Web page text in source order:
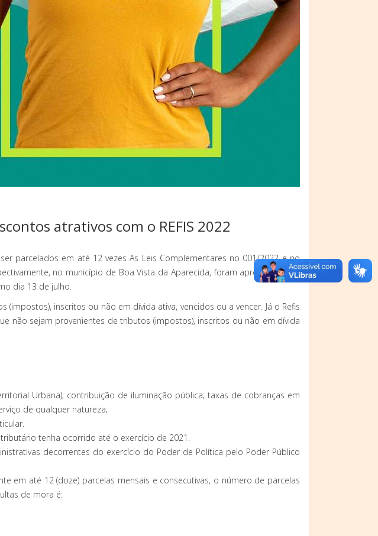
atrativos com o REFIS 2022
parcelados em até 12 vezes As Leis Complementares no 001/2022 e no
no município de Boa Vista da Aparecida, foram aprovadas pela
dia 13 de julho.
inscritos ou não em dívida ativa, vencidos ou a vencer. Já o Refis
não sejam provenientes de tributos (impostos), inscritos ou não em dívida
Urbana); contribuição de iluminação pública; taxas de cobranças em
de qualquer natureza;
tenha ocorrido até o exercício de 2021.
decorrentes do exercício do Poder de Política pelo Poder Público
em até 12 (doze) parcelas mensais e consecutivas, o número de parcelas
de mora é: